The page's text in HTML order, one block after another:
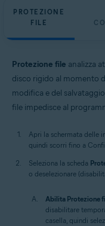
PROTEZIONE
FILE
Protezione file analizza
disco rigido al momento
modifica e del
file impedisce al
Apri la schermata delle
quindi scorri fino a
Seleziona la scheda
o deselezionare
Abilita Protezione
disabilitare
casella, quindi